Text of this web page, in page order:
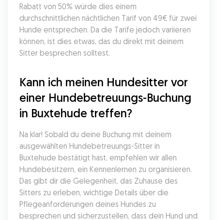
Rabatt von 50% würde dies einem
durchschnittlichen nächtlichen Tarif von 49€ für zwei
Hunde entsprechen. Da die Tarife jedoch variieren
können, ist dies etwas, das du direkt mit deinem
Sitter besprechen solltest.
Kann ich meinen Hundesitter vor
einer Hundebetreuungs-Buchung
in Buxtehude treffen?
Na klar! Sobald du deine Buchung mit deinem
ausgewählten Hundebetreuungs-Sitter in
Buxtehude bestätigt hast, empfehlen wir allen
Hundebesitzern, ein Kennenlernen zu organisieren.
Das gibt dir die Gelegenheit, das Zuhause des
Sitters zu erleben, wichtige Details über die
Pflegeanforderungen deines Hundes zu
besprechen und sicherzustellen, dass dein Hund und